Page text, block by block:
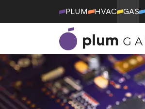
PLUM HVAC GAS